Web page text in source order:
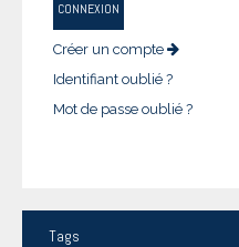
CONNEXION
Créer un compte
Identifiant oublié ?
Mot de passe oublié ?
Tags